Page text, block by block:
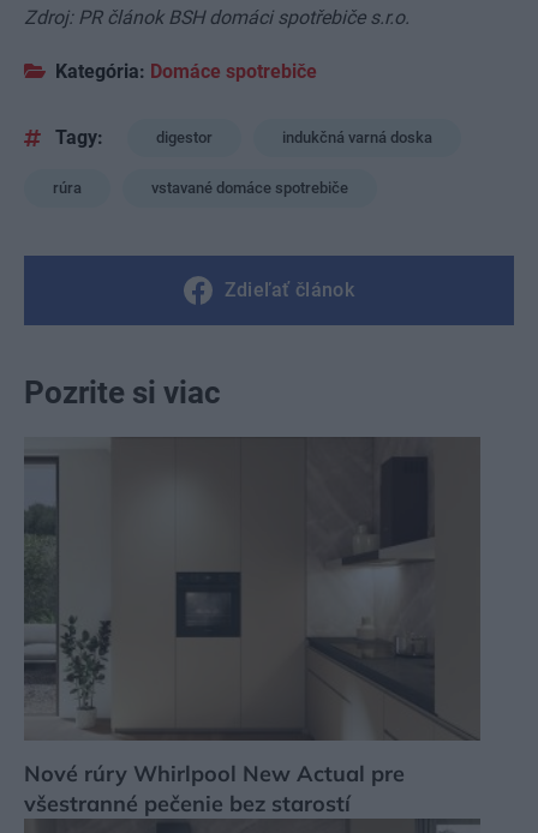
Zdroj: PR článok BSH domáci spotřebiče s.r.o.
Kategória: Domáce spotrebiče
Tagy: digestor indukčná varná doska
rúra vstavané domáce spotrebiče
Zdieľať článok
Pozrite si viac
Nové rúry Whirlpool New Actual pre
všestranné pečenie bez starostí